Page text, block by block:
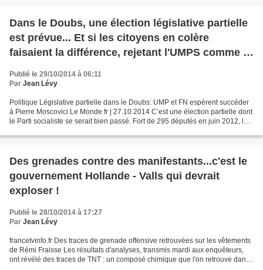
Dans le Doubs, une élection législative partielle
est prévue... Et si les citoyens en colère
faisaient la différence, rejetant l'UMPS comme le
Publié le 29/10/2014 à 06:11
Par Jean Lévy
Politique Législative partielle dans le Doubs: UMP et FN espèrent succéder
à Pierre Moscovici Le Monde.fr | 27.10.2014 C’est une élection partielle dont
le Parti socialiste se serait bien passé. Fort de 295 députés en juin 2012, le
Des grenades contre des manifestants...c'est le
gouvernement Hollande - Valls qui devrait
exploser !
Publié le 28/10/2014 à 17:27
Par Jean Lévy
francetvinfo.fr Des traces de grenade offensive retrouvées sur les vêtements
de Rémi Fraisse Les résultats d'analyses, transmis mardi aux enquêteurs,
ont révélé des traces de TNT : un composé chimique que l'on retrouve dans